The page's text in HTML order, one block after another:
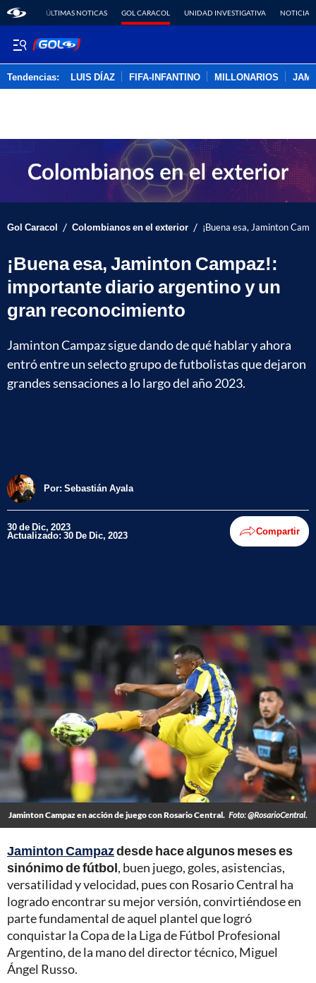
ÚLTIMAS NOTICAS GOL CARACOL UNIDAD INVESTIGATIVA NOTICIAS
Tendencias: LUIS DÍAZ FIFA-INFANTINO MILLONARIOS
Gol Caracol / Colombianos en el exterior / ¡Buena esa, Jaminton
¡Buena esa, Jaminton Campaz!:
importante diario argentino y un
gran reconocimiento
Jaminton Campaz sigue dando de qué hablar y ahora
entró entre un selecto grupo de futbolistas que dejaron
grandes sensaciones a lo largo del año 2023.
Por: Sebastián Ayala
30 de Dic, 2023
Actualizado: 30 De Dic, 2023 Compartir
Jaminton Campaz en acción de juego con Rosario Central. Foto: @RosarioCentral.
Jaminton Campazdesde hace algunos meses es
sinónimo de fútbol, buen juego, goles, asistencias,
versatilidad y velocidad, pues con Rosario Central ha
logrado encontrar su mejor versión, convirtiéndose en
parte fundamental de aquel plantel que logró
conquistar la Copa de la Liga de Fútbol Profesional
Argentino, de la mano del director técnico, Miguel
Ángel Russo.